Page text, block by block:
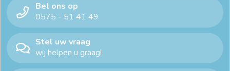
Bel ons op
0575 - 51 41 49
Stel uw vraag
wij helpen u graag!